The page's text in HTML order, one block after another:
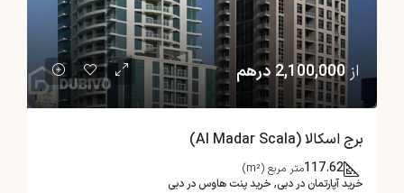
از 2,100,000 درهم
برج اسکالا (Al Madar Scala)
117.62متر مربع (m²)
خرید آپارتمان در دبی, خرید پنت هاوس در دبی